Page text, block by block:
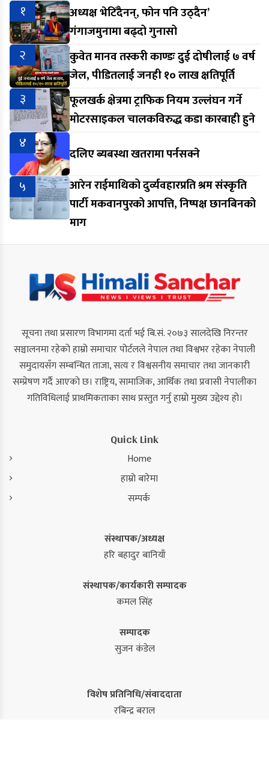
१
अध्यक्ष भेटिँदैनन्, फोन पनि उठ्दैन’
गंगाजमुनामा बढ्दो गुनासो
२
कुवेत मानव तस्करी काण्डः दुई दोषीलाई ७ वर्ष
जेल, पीडितलाई जनही १० लाख क्षतिपूर्ति
३
फूलखर्क क्षेत्रमा ट्राफिक नियम उल्लंघन गर्ने
मोटरसाइकल चालकविरुद्ध कडा कारबाही हुने
४
दलिए ब्यबस्था खतरामा पर्नसक्ने
५
आरेन राईमाथिको दुर्व्यवहारप्रति श्रम संस्कृति
पार्टी मकवानपुरको आपत्ति, निष्पक्ष छानबिनको
माग
सूचना तथा प्रसारण विभागमा दर्ता भई बि.सं. २०७३ सालदेखि निरन्तर
सञ्चालनमा रहेको हाम्रो समाचार पोर्टलले नेपाल तथा विश्वभर रहेका नेपाली
समुदायसँग सम्बन्धित ताजा, सत्य र विश्वसनीय समाचार तथा जानकारी
सम्प्रेषण गर्दै आएको छ। राष्ट्रिय, सामाजिक, आर्थिक तथा प्रवासी नेपालीका
गतिविधिलाई प्राथमिकताका साथ प्रस्तुत गर्नु हाम्रो मुख्य उद्देश्य हो।
Quick Link
Home
हाम्रो बारेमा
सम्पर्क
संस्थापक/अध्यक्ष
हरि बहादुर बानियाँ
संस्थापक/कार्यकारी सम्पादक
कमल सिंह
सम्पादक
सुजन कंडेल
विशेष प्रतिनिधि/संवाददाता
रबिन्द्र बराल